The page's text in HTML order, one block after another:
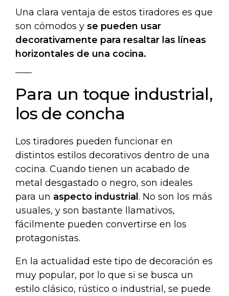
Una clara ventaja de estos tiradores es que
son cómodos y se pueden usar
decorativamente para resaltar las líneas
horizontales de una cocina.
Para un toque industrial,
los de concha
Los tiradores pueden funcionar en
distintos estilos decorativos dentro de una
cocina. Cuando tienen un acabado de
metal desgastado o negro, son ideales
para un aspecto industrial. No son los más
usuales, y son bastante llamativos,
fácilmente pueden convertirse en los
protagonistas.
En la actualidad este tipo de decoración es
muy popular, por lo que si se busca un
estilo clásico, rústico o industrial, se puede